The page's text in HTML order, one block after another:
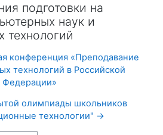
подготовки на
наук и
технологий
конференция «Преподавание
технологий в Российской
Федерации»
олимпиады школьников
технологии" →